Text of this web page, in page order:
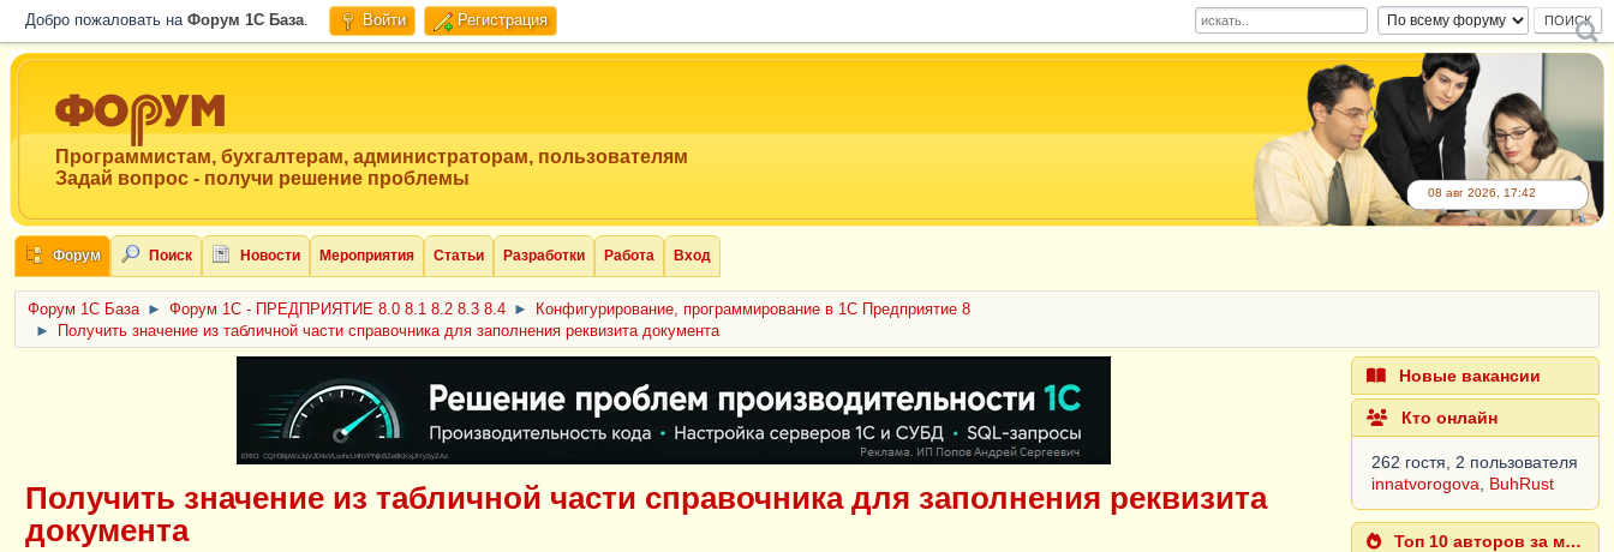
Добро пожаловать на Форум 1C База. Войти Регистрация
Программистам, бухгалтерам, администраторам, пользователям
Задай вопрос - получи решение проблемы
08 авг 2026, 17:42
Форум Поиск Новости Мероприятия Статьи Разработки Работа Вход
Форум 1C База ► Форум 1С - ПРЕДПРИЯТИЕ 8.0 8.1 8.2 8.3 8.4 ►
Конфигурирование, программирование в 1С Предприятие 8
►
Получить значение из табличной части справочника для заполнения реквизита документа
ERID: CQH36pWzJqVJD4xVLsnhcU4hVPNjkBZe8KKxjJiYySyZAz
Получить значение из табличной части справочника для заполнения реквизита
документа
Новые вакансии
Кто онлайн
262 гостя, 2 пользователя
innatvorogova
BuhRust
Топ 10 авторов за месяц